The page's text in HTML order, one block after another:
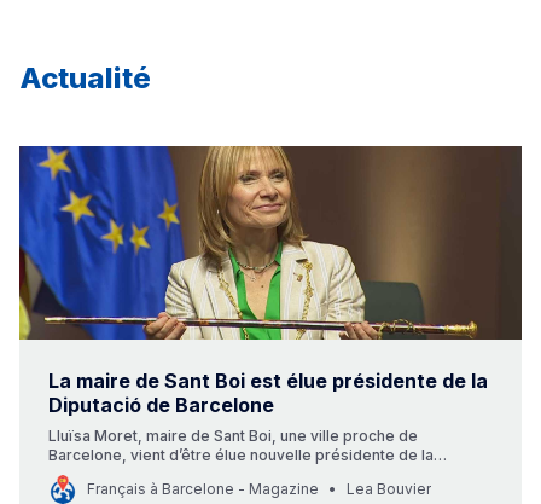
Actualité
La maire de Sant Boi est élue présidente de la
Diputació de Barcelone
Lluïsa Moret, maire de Sant Boi, une ville proche de
Barcelone, vient d’être élue nouvelle présidente de la
Diputació de Barcelone, l’autorité régionale. Cette nomination
fait suite à un accord conclu entre le Parti socialiste, Comuns
Français à Barcelone - Magazine Lea Bouvier